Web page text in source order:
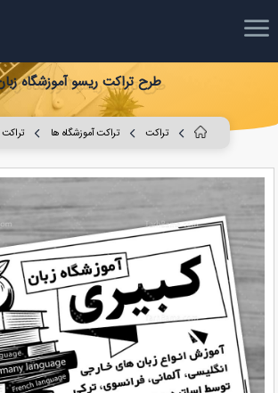
طرح تراکت ریسو آموزشگاه
تراکت تراکت آموزشگاه ها تراکت